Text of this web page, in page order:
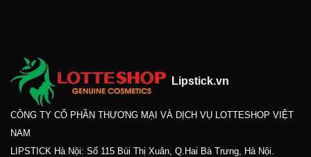
Lipstick.vn
CÔNG TY CỔ PHẦN THƯƠNG MẠI VÀ DỊCH VỤ LOTTESHOP VIỆT
NAM
LIPSTICK Hà Nội: Số 115 Bùi Thị Xuân, Q.Hai Bà Trưng, Hà Nội.